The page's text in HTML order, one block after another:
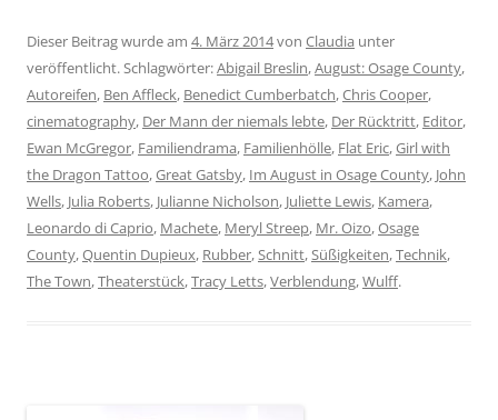
Dieser Beitrag wurde am 4. März 2014von Claudia unter
veröffentlicht. Schlagwörter:Abigail Breslin,August: Osage County,
Autoreifen, Ben Affleck, Benedict Cumberbatch,Chris Cooper,
cinematography, Der Mann der niemals lebte, Der Rücktritt, Editor,
Ewan McGregor, Familiendrama, Familienhölle, Flat Eric,Girl with
the Dragon Tattoo,Great Gatsby, Im August in Osage County, John
Wells, Julia Roberts, Julianne Nicholson, Juliette Lewis, Kamera,
Leonardo di Caprio, Machete, Meryl Streep, Mr. Oizo,Osage
County,Quentin Dupieux, Rubber,Schnitt,Süßigkeiten,Technik,
The Town,Theaterstück,Tracy Letts,Verblendung,Wulff.